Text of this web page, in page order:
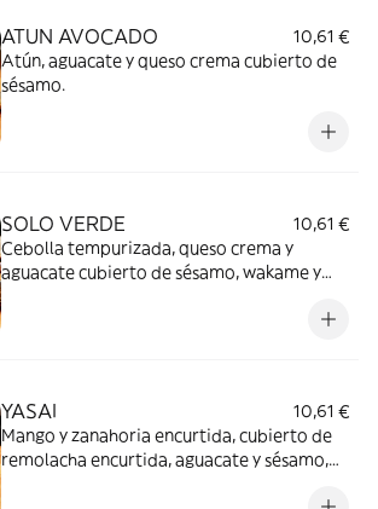
ATUN AVOCADO
10,61 €
Atún, aguacate y queso crema cubierto de
sésamo.
SOLO VERDE
10,61 €
Cebolla tempurizada, queso crema y
aguacate cubierto de sésamo, wakame y
YASAI
10,61 €
Mango y zanahoria encurtida, cubierto de
remolacha encurtida, aguacate y sésamo,